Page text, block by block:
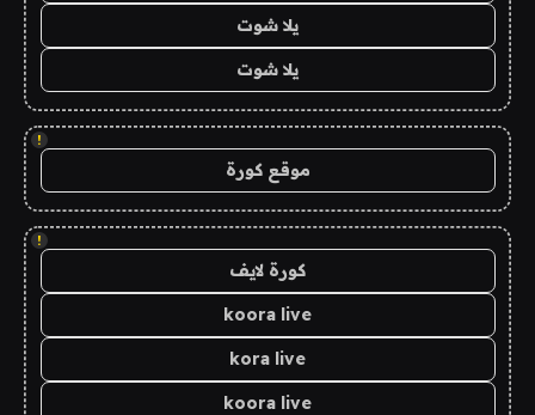
يلا شوت
يلا شوت
!
موقع كورة
!
كورة لايف
koora live
kora live
koora live